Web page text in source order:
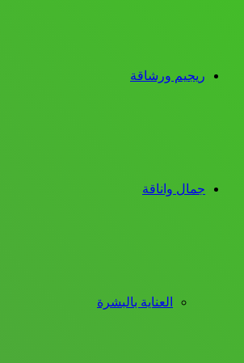
ريجيم ورشاقة
جمال واناقة
العناية بالبشرة